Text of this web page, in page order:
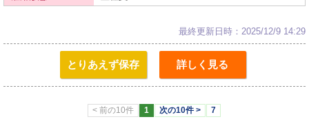
最終更新日時：2025/12/9 14:29
とりあえず保存 詳しく見る
< 前の10件 1 次の10件 > 7